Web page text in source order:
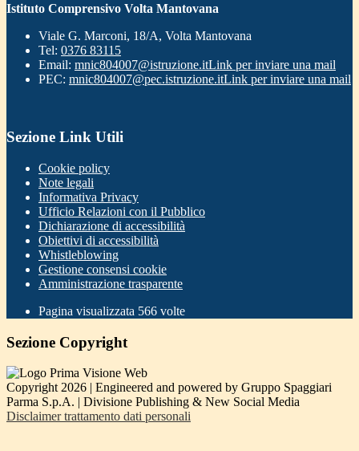
Istituto Comprensivo Volta Mantovana
Viale G. Marconi, 18/A, Volta Mantovana
Tel: 0376 83115
Email: mnic804007@istruzione.itLink per inviare una mail
PEC: mnic804007@pec.istruzione.itLink per inviare una mail
Sezione Link Utili
Cookie policy
Note legali
Informativa Privacy
Ufficio Relazioni con il Pubblico
Dichiarazione di accessibilità
Obiettivi di accessibilità
Whistleblowing
Gestione consensi cookie
Amministrazione trasparente
Pagina visualizzata 566 volte
Sezione Copyright
Copyright 2026 | Engineered and powered by Gruppo Spaggiari
Parma S.p.A. | Divisione Publishing & New Social Media
Disclaimer trattamento dati personali